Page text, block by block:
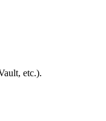
etc.).